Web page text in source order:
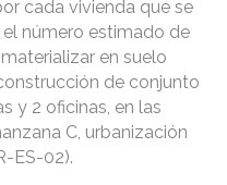
cada vivienda que se
número estimado de
en suelo
de conjunto
y 2 oficinas, en las
C, urbanización
ES-02).